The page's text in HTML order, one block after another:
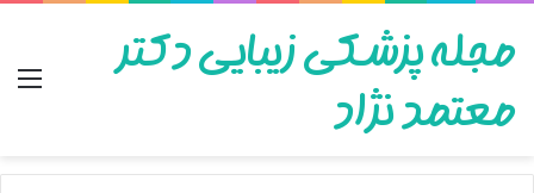
مجله پزشکی زیبایی دکتر
معتمد نژاد